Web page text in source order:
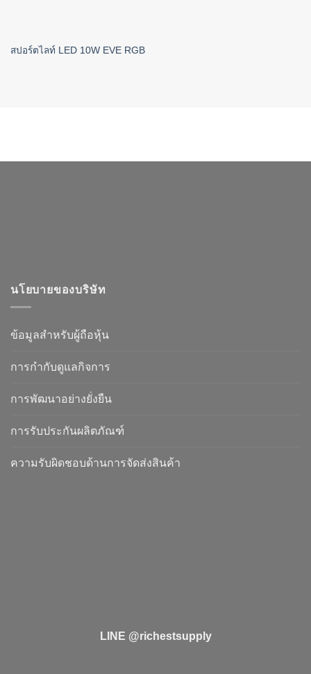
สปอร์ตไลท์ LED 10W EVE RGB
นโยบายของบริษัท
ข้อมูลสำหรับผู้ถือหุ้น
การกำกับดูแลกิจการ
การพัฒนาอย่างยั่งยืน
การรับประกันผลิตภัณฑ์
ความรับผิดชอบด้านการจัดส่งสินค้า
LINE @richestsupply